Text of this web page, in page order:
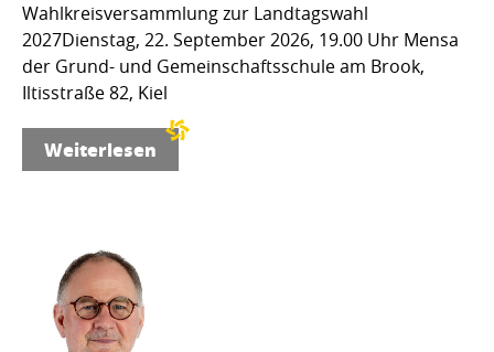
Wahlkreisversammlung zur Landtagswahl
2027Dienstag, 22. September 2026, 19.00 Uhr Mensa
der Grund- und Gemeinschaftsschule am Brook,
Iltisstraße 82, Kiel
Weiterlesen